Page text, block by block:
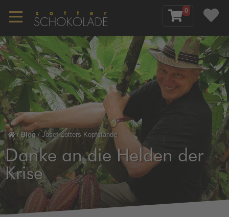
0
/ Blog / Josef Zotters Kopfstände
Danke an die Helden der
Krise